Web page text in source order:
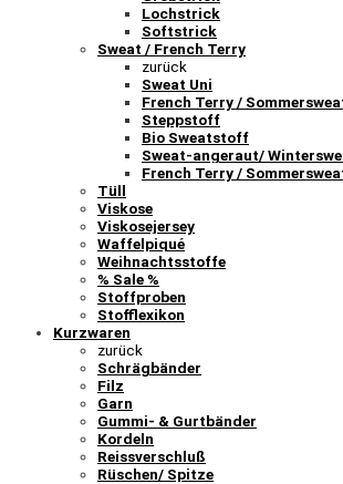
Lochstrick
Softstrick
Sweat / French Terry
zurück
Sweat Uni
French Terry /
Steppstoff
Bio Sweatstoff
Sweat-angeraut/
French Terry /
Tüll
Viskose
Viskosejersey
Waffelpiqué
Weihnachtsstoffe
% Sale %
Stoffproben
Stofflexikon
Kurzwaren
zurück
Schrägbänder
Filz
Garn
Gummi- & Gurtbänder
Kordeln
Reissverschluß
Rüschen/ Spitze